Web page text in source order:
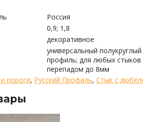
Россия
0,9; 1,8
декоративное
универсальный полукруглый
профиль; для любых стыков
перепадом до 8мм
пороги, Русский Профиль, Стык с